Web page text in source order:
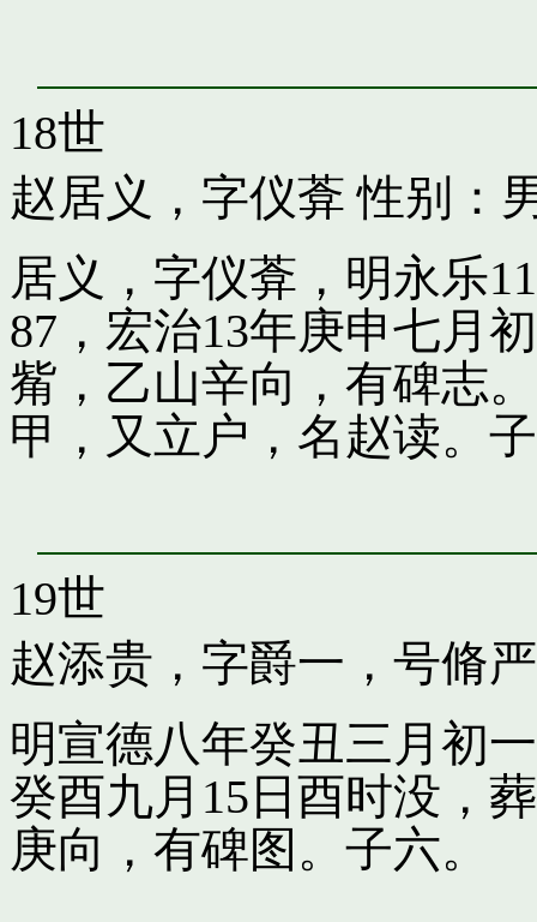
18世
赵居义，字仪葊 性别：
居义，字仪葊，明永乐
87，宏治13年庚申七月
觜，乙山辛向，有碑志
甲，又立户，名赵读。
19世
赵添贵，字爵一，号脩严
明宣德八年癸丑三月初
癸酉九月15日酉时没，
庚向，有碑图。子六。